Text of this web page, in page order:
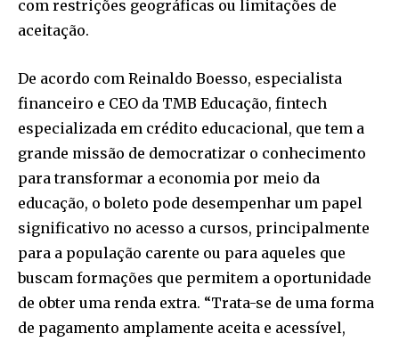
com restrições geográficas ou limitações de
aceitação.
De acordo com Reinaldo Boesso, especialista
financeiro e CEO da TMB Educação, fintech
especializada em crédito educacional, que tem a
grande missão de democratizar o conhecimento
para transformar a economia por meio da
educação, o boleto pode desempenhar um papel
significativo no acesso a cursos, principalmente
para a população carente ou para aqueles que
buscam formações que permitem a oportunidade
de obter uma renda extra. “Trata-se de uma forma
de pagamento amplamente aceita e acessível,